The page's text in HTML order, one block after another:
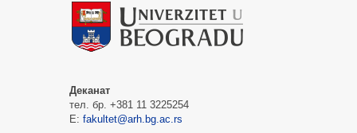
Деканат
тел. бр. +381 11 3225254
Е: fakultet@arh.bg.ac.rs